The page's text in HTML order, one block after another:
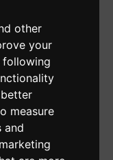
other
your
following
measure
and